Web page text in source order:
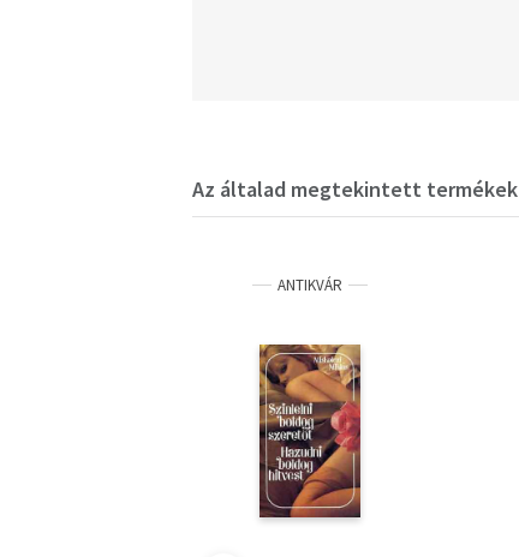
Az általad megtekintett termékek
ANTIKVÁR